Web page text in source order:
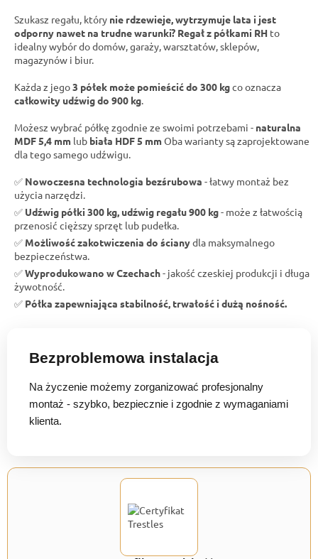
Szukasz regału, który nie rdzewieje, wytrzymuje lata i jest
odporny nawet na trudne warunki? Regał z półkami RH to
idealny wybór do domów, garaży, warsztatów, sklepów,
magazynów i biur.
Każda z jego3 półek może pomieścić do 300 kgco oznacza
całkowity udźwig do 900 kg
Możesz wybrać półkę zgodnie ze swoimi potrzebami - naturalna
MDF 5,4 mm lub biała HDF 5 mmOba warianty są zaprojektowane
dla tego samego udźwigu.
✅ Nowoczesna technologia bezśrubowa - łatwy montaż bez
użycia narzędzi.
✅ Udźwig półki 300 kg, udźwig regału 900 kg- może z łatwością
przenosić cięższy sprzęt lub pudełka.
✅ Możliwość zakotwiczenia do ścianydla maksymalnego
bezpieczeństwa.
✅Wyprodukowano w Czechach- jakość czeskiej produkcji i długa
żywotność.
✅ Półka zapewniająca stabilność, trwałość i dużą nośność.
Bezproblemowa instalacja
Na życzenie możemy zorganizować profesjonalny
montaż - szybko, bezpiecznie i zgodnie z wymaganiami
klienta.